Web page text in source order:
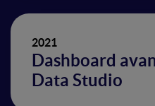
2021
Dashboard
Data Studio